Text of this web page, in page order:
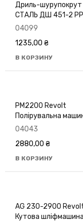
Дриль-шурупокрут
СТАЛЬ ДШ 451-2
Вт
04099
1235,00 ₴
В КОРЗИНУ
PM2200 Revolt
Полірувальна
04043
2880,00 ₴
В КОРЗИНУ
AG 230-2900
Кутова шліфмашина